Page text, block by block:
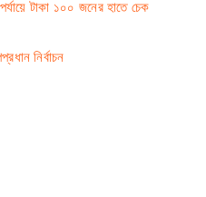
টাকা ১০০ জনের হাতে চেক
নির্বাচন